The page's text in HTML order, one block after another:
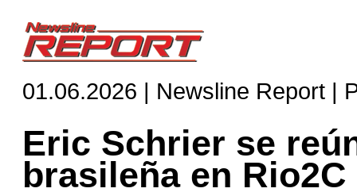
01.06.2026 | Newsline Report |
Eric Schrier se
brasileña en Rio2C